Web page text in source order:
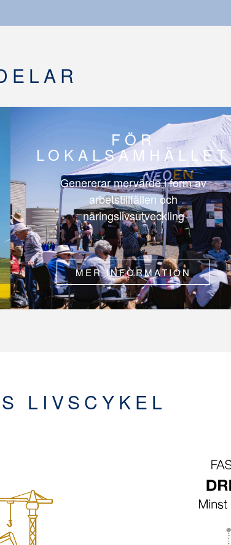
FÖR
LOKALSAMHÄLLET
Genererar mervärde i form av
arbetstillfällen och
näringslivsutveckling
MER INFORMATION
LIVSCYKEL